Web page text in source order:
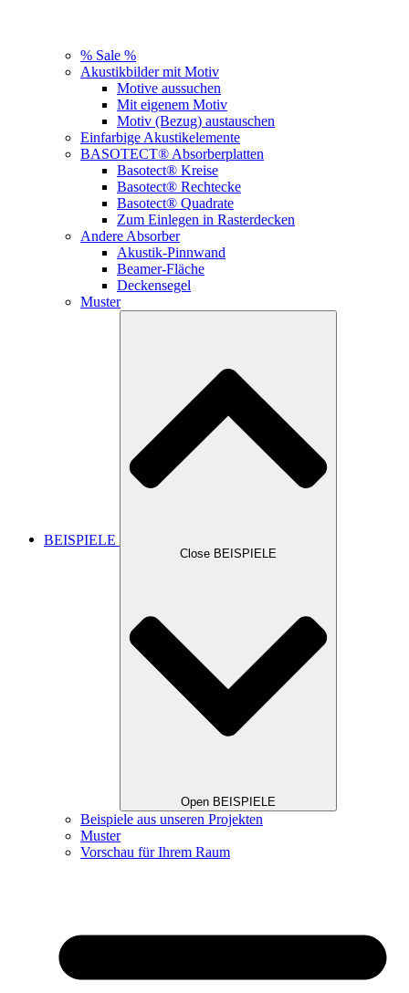
% Sale %
Akustikbilder mit Motiv
Motive aussuchen
Mit eigenem Motiv
Motiv (Bezug) austauschen
Einfarbige Akustikelemente
BASOTECT® Absorberplatten
Basotect® Kreise
Basotect® Rechtecke
Basotect® Quadrate
Zum Einlegen in Rasterdecken
Andere Absorber
Akustik-Pinnwand
Beamer-Fläche
Deckensegel
Muster
BEISPIELE
Close BEISPIELE
Open BEISPIELE
Beispiele aus unseren Projekten
Muster
Vorschau für Ihrem Raum